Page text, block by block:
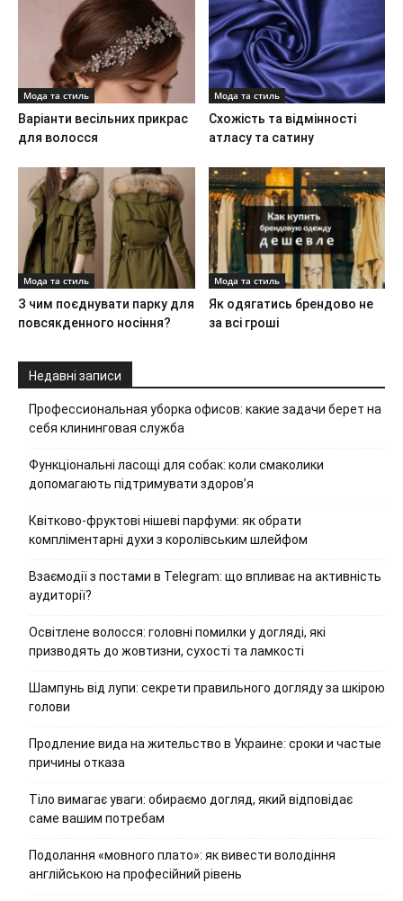
Мода та стиль
Варіанти весільних прикрас
для волосся
Мода та стиль
Схожість та відмінності
атласу та сатину
Мода та стиль
З чим поєднувати парку для
повсякденного носіння?
Мода та стиль
Як одягатись брендово не
за всі гроші
Недавні записи
Профессиональная уборка офисов: какие задачи берет на
себя клининговая служба
Функціональні ласощі для собак: коли смаколики
допомагають підтримувати здоров’я
Квітково-фруктові нішеві парфуми: як обрати
компліментарні духи з королівським шлейфом
Взаємодії з постами в Telegram: що впливає на активність
аудиторії?
Освітлене волосся: головні помилки у догляді, які
призводять до жовтизни, сухості та ламкості
Шампунь від лупи: секрети правильного догляду за шкірою
голови
Продление вида на жительство в Украине: сроки и частые
причины отказа
Тіло вимагає уваги: обираємо догляд, який відповідає
саме вашим потребам
Подолання «мовного плато»: як вивести володіння
англійською на професійний рівень